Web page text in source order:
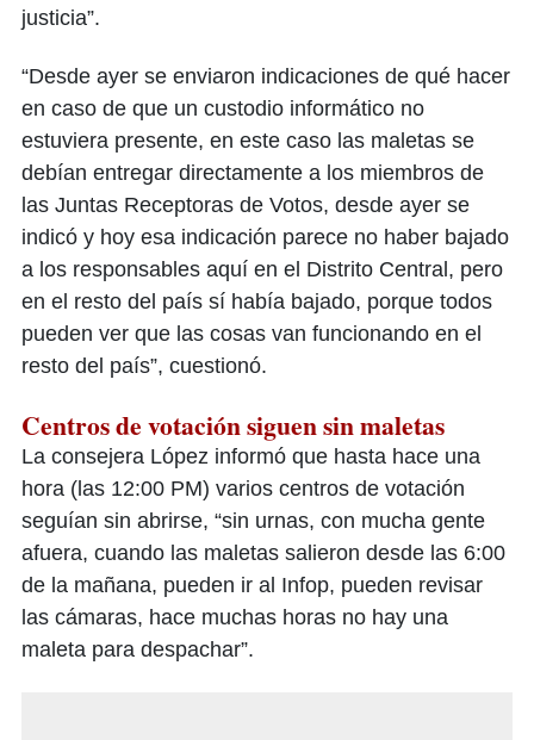
justicia”.
“Desde ayer se enviaron indicaciones de qué hacer
en caso de que un custodio informático no
estuviera presente, en este caso las maletas se
debían entregar directamente a los miembros de
las Juntas Receptoras de Votos, desde ayer se
indicó y hoy esa indicación parece no haber bajado
a los responsables aquí en el Distrito Central, pero
en el resto del país sí había bajado, porque todos
pueden ver que las cosas van funcionando en el
resto del país”, cuestionó.
Centros de votación siguen sin maletas
La consejera López informó que hasta hace una
hora (las 12:00 PM) varios centros de votación
seguían sin abrirse, “sin urnas, con mucha gente
afuera, cuando las maletas salieron desde las 6:00
de la mañana, pueden ir al Infop, pueden revisar
las cámaras, hace muchas horas no hay una
maleta para despachar”.